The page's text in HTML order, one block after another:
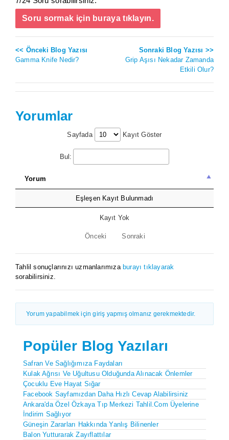
Soru sormak için buraya tıklayın.
<< Önceki Blog Yazısı
Gamma Knife Nedir?
Sonraki Blog Yazısı >>
Grip Aşısı Nekadar Zamanda
Etkili Olur?
Yorumlar
Sayfada Kayıt Göster
Bul:
Yorum
Eşleşen Kayıt Bulunmadı
Kayıt Yok
Önceki Sonraki
Tahlil sonuçlarınızı uzmanlarımıza burayı tıklayarak
sorabilirsiniz.
Yorum yapabilmek için giriş yapmış olmanız gerekmektedir.
Popüler Blog Yazıları
Safran Ve Sağlığımıza Faydaları
Kulak Ağrısı Ve Uğultusu Olduğunda Alınacak Önlemler
Çocuklu Eve Hayat Sığar
Facebook Sayfamızdan Daha Hızlı Cevap Alabilirsiniz
Ankara'da Özel Özkaya Tıp Merkezi Tahlil.com Üyelerine
İndirim Sağlıyor
Güneşin Zararları Hakkında Yanlış Bilinenler
Balon Yutturarak Zayıflattılar